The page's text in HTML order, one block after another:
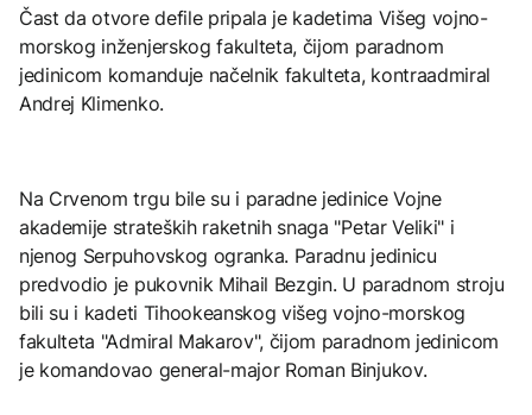
Čast da otvore defile pripala je kadetima Višeg vojno-
morskog inženjerskog fakulteta, čijom paradnom
jedinicom komanduje načelnik fakulteta, kontraadmiral
Andrej Klimenko.
Na Crvenom trgu bile su i paradne jedinice Vojne
akademije strateških raketnih snaga "Petar Veliki" i
njenog Serpuhovskog ogranka. Paradnu jedinicu
predvodio je pukovnik Mihail Bezgin. U paradnom stroju
bili su i kadeti Tihookeanskog višeg vojno-morskog
fakulteta "Admiral Makarov", čijom paradnom jedinicom
je komandovao general-major Roman Binjukov.